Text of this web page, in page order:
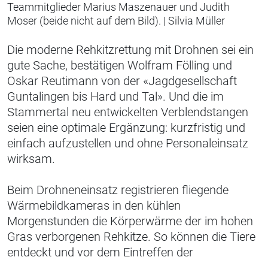
Teammitglieder Marius Maszenauer und Judith
Moser (beide nicht auf dem Bild). | Silvia Müller
Die moderne Rehkitzrettung mit Drohnen sei ein
gute Sache, bestätigen Wolfram Fölling und
Oskar Reutimann von der «Jagdgesellschaft
Guntalingen bis Hard und Tal». Und die im
Stammertal neu entwickelten Verblendstangen
seien eine optimale Ergänzung: kurzfristig und
einfach aufzustellen und ohne Personaleinsatz
wirksam.
Beim Drohneneinsatz registrieren fliegende
Wärmebildkameras in den kühlen
Morgenstunden die Körperwärme der im hohen
Gras verborgenen Rehkitze. So können die Tiere
entdeckt und vor dem Eintreffen der